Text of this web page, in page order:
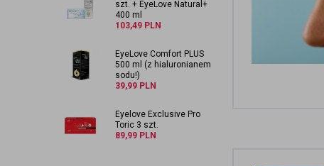
szt. + EyeLove Natural+
400 ml
103,49 PLN
EyeLove Comfort PLUS
500 ml (z hialuronianem
sodu!)
39,99 PLN
Eyelove Exclusive Pro
Toric 3 szt.
89,99 PLN